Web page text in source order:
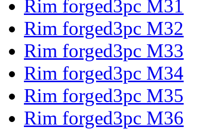
Rim forged3pc M31
Rim forged3pc M32
Rim forged3pc M33
Rim forged3pc M34
Rim forged3pc M35
Rim forged3pc M36